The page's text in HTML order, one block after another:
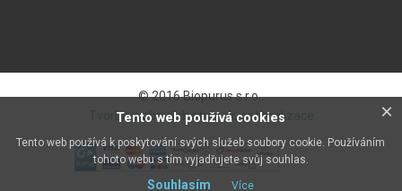
Tento web používá cookies
Tento web používá k poskytování svých služeb soubory cookie. Používáním
tohoto webu s tím vyjadřujete svůj souhlas.
Souhlasím Více
×
© 2016 Biopurus s.r.o..
Tvorba webových stránek, optimalizace